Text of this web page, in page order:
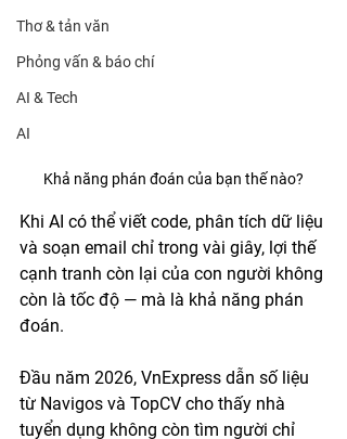
Thơ & tản văn
Phỏng vấn & báo chí
AI & Tech
AI
Khả năng phán đoán của bạn thế nào?
Khi AI có thể viết code, phân tích dữ liệu
và soạn email chỉ trong vài giây, lợi thế
cạnh tranh còn lại của con người không
còn là tốc độ — mà là khả năng phán
đoán.
Đầu năm 2026, VnExpress dẫn số liệu
từ Navigos và TopCV cho thấy nhà
tuyển dụng không còn tìm người chỉ